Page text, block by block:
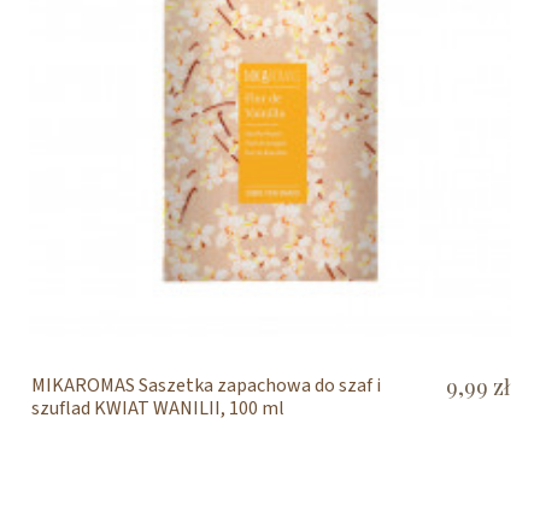
MIKAROMAS Saszetka zapachowa do szaf i
szuflad KWIAT WANILII, 100 ml
9,99 zł